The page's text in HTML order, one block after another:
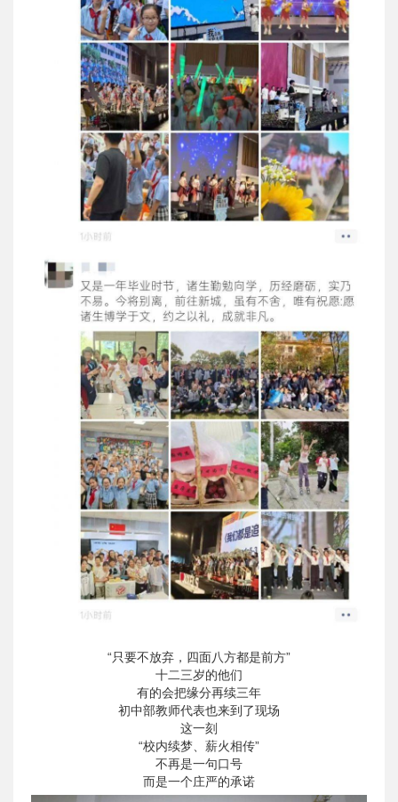
“只要不放弃，四面八方都是前方”
十二三岁的他们
有的会把缘分再续三年
初中部教师代表也来到了现场
这一刻
“校内续梦、薪火相传”
不再是一句口号
而是一个庄严的承诺